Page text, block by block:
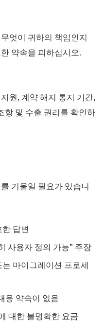
엇이 귀하의 책임인지
약속을 피하십시오.
원, 계약 해지 통지 기간,
항 및 수출 권리를 확인하
기울일 필요가 있습니
답변
사용자 정의 가능” 주장
마이그레이션 프로세
응 약속이 없음
대한 불명확한 요금